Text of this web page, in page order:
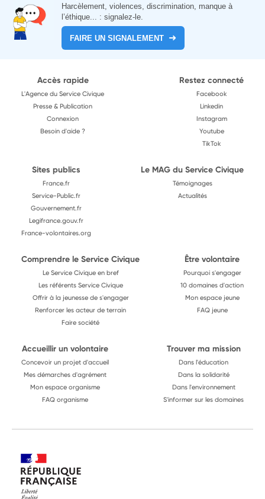
Harcèlement, violences, discrimination, manque à
l’éthique... : signalez-le.
FAIRE UN SIGNALEMENT
Accès rapide
L'Agence du Service Civique
Presse & Publication
Connexion
Besoin d'aide ?
Restez connecté
Facebook
Linkedin
Instagram
Youtube
TikTok
Sites publics
France.fr
Service-Public.fr
Gouvernement.fr
Legifrance.gouv.fr
France-volontaires.org
Le MAG du Service Civique
Témoignages
Actualités
Comprendre le Service Civique
Le Service Civique en bref
Les référents Service Civique
Offrir à la jeunesse de s'engager
Renforcer les acteur de terrain
Faire société
Être volontaire
Pourquoi s'engager
10 domaines d'action
Mon espace jeune
FAQ jeune
Accueillir un volontaire
Concevoir un projet d'accueil
Mes démarches d'agrément
Mon espace organisme
FAQ organisme
Trouver ma mission
Dans l'éducation
Dans la solidarité
Dans l'environnement
S'informer sur les domaines